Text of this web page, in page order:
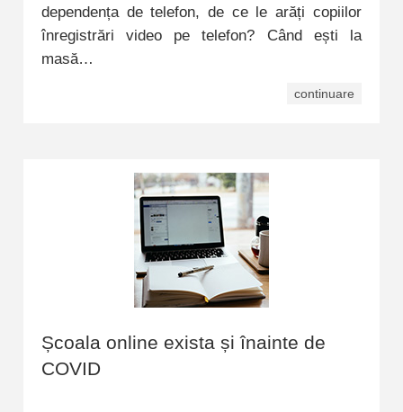
dependența de telefon, de ce le arăți copiilor
înregistrări video pe telefon? Când ești la
masă…
continuare
Școala online exista și înainte de
COVID